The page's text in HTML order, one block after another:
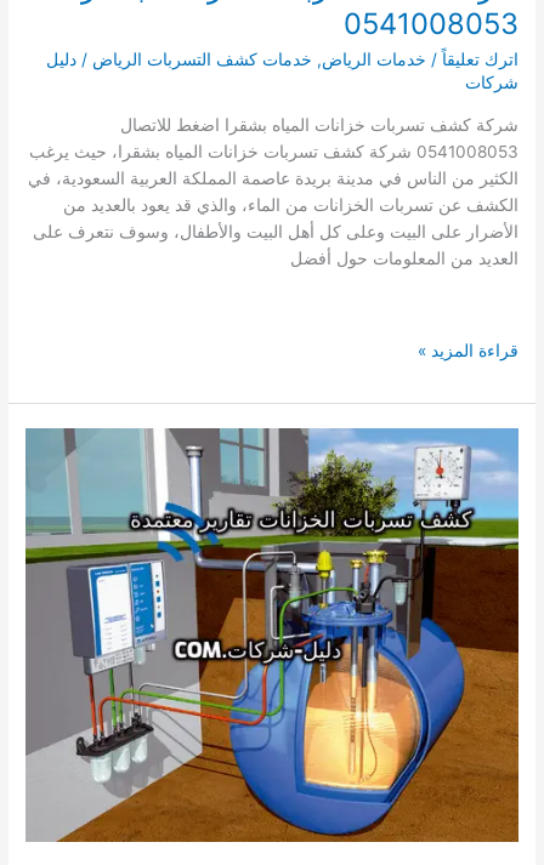
0541008053
اترك تعليقاً / خدمات الرياض, خدمات كشف التسربات الرياض /دليل
شركات
شركة كشف تسربات خزانات المياه بشقرا اضغط للاتصال
0541008053 شركة كشف تسربات خزانات المياه بشقرا، حيث يرغب
الكثير من الناس في مدينة بريدة عاصمة المملكة العربية السعودية، في
الكشف عن تسربات الخزانات من الماء، والذي قد يعود بالعديد من
الأضرار على البيت وعلى كل أهل البيت والأطفال، وسوف نتعرف على
العديد من المعلومات حول أفضل
شركة
تسربات
الخزانات
بشقرا
0541008053
قراءة المزيد »